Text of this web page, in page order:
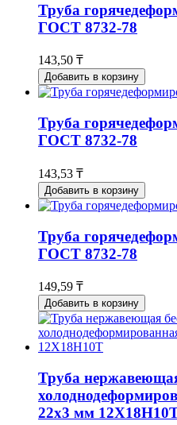
Труба
ГОСТ 8732-78
143,50 ₸
Добавить в корзину
Труба
ГОСТ 8732-78
143,53 ₸
Добавить в корзину
Труба
ГОСТ 8732-78
149,59 ₸
Добавить в корзину
Труба
22х3 мм